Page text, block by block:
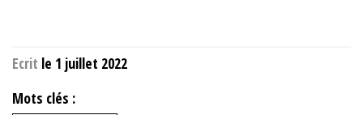
Ecrit le 1 juillet 2022
Mots clés :